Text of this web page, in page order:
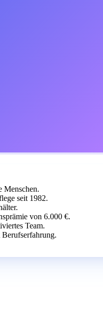
Menschen.
seit 1982.
von 6.000 €.
Team.